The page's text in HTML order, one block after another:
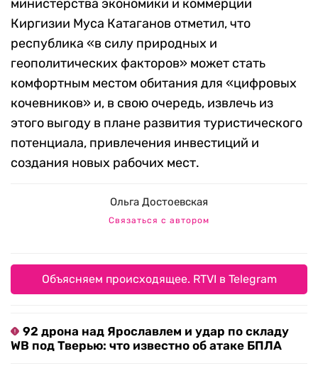
министерства экономики и коммерции
Киргизии Муса Катаганов отметил, что
республика «в силу природных и
геополитических факторов» может стать
комфортным местом обитания для «цифровых
кочевников» и, в свою очередь, извлечь из
этого выгоду в плане развития туристического
потенциала, привлечения инвестиций и
создания новых рабочих мест.
Ольга Достоевская
Связаться с автором
Объясняем происходящее. RTVI в Telegram
92 дрона над Ярославлем и удар по складу
WB под Тверью: что известно об атаке БПЛА